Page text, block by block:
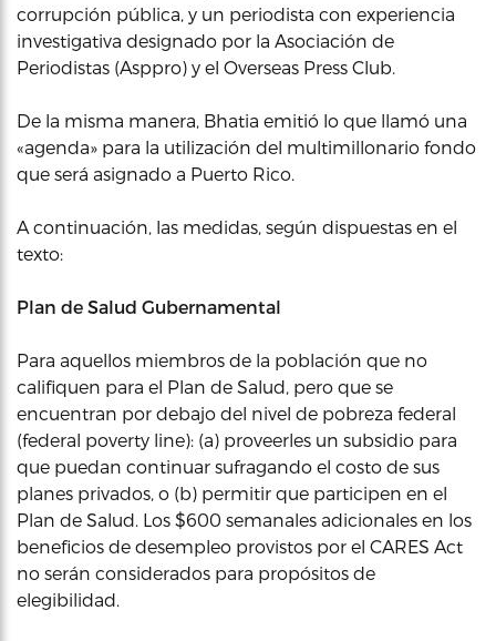
corrupción pública, y un periodista con experiencia
investigativa designado por la Asociación de
Periodistas (Asppro) y el Overseas Press Club.
De la misma manera, Bhatia emitió lo que llamó una
«agenda» para la utilización del multimillonario fondo
que será asignado a Puerto Rico.
A continuación, las medidas, según dispuestas en el
texto:
Plan de Salud Gubernamental
Para aquellos miembros de la población que no
califiquen para el Plan de Salud, pero que se
encuentran por debajo del nivel de pobreza federal
(federal poverty line): (a) proveerles un subsidio para
que puedan continuar sufragando el costo de sus
planes privados, o (b) permitir que participen en el
Plan de Salud. Los $600 semanales adicionales en los
beneficios de desempleo provistos por el CARES Act
no serán considerados para propósitos de
elegibilidad.